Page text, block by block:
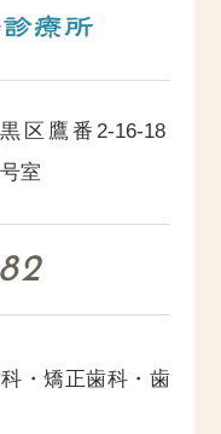
区鷹番2-16-18
室
・矯正歯科・歯